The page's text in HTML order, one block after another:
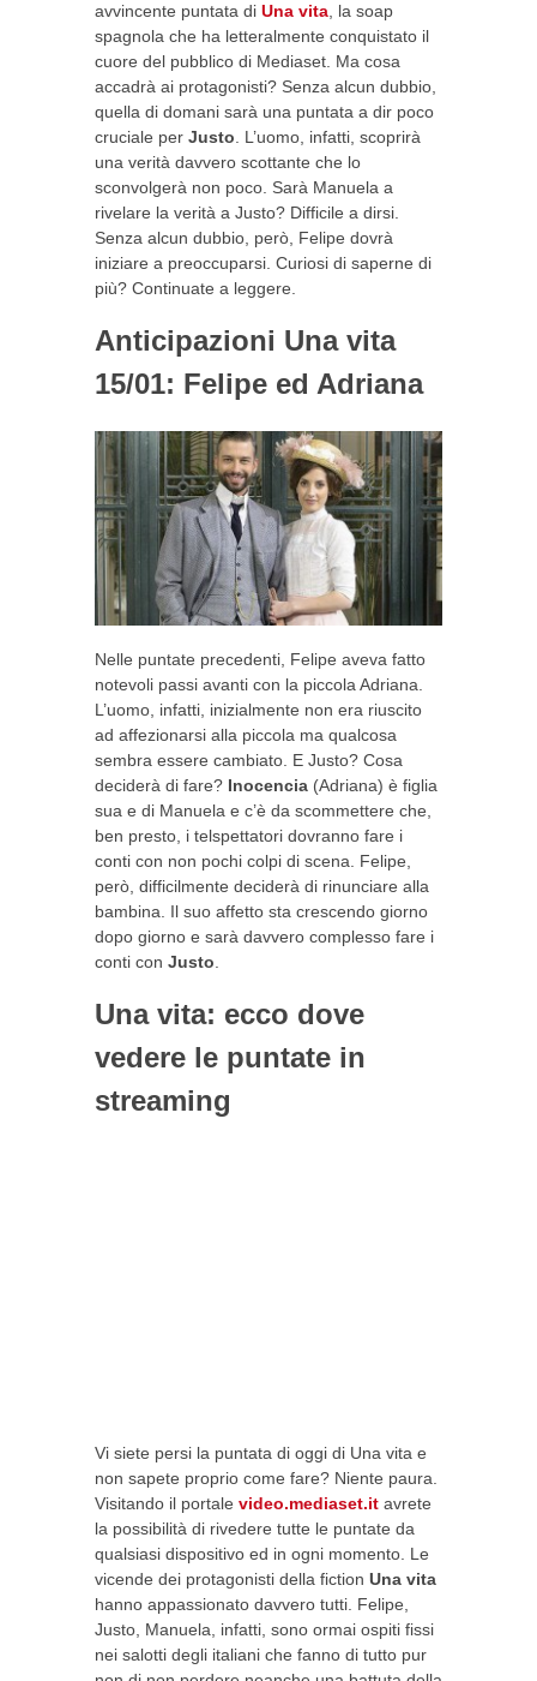
avvincente puntata di Una vita , la soap
spagnola che ha letteralmente conquistato il
cuore del pubblico di Mediaset. Ma cosa
accadrà ai protagonisti? Senza alcun dubbio,
quella di domani sarà una puntata a dir poco
cruciale per Justo . L’uomo, infatti, scoprirà
una verità davvero scottante che lo
sconvolgerà non poco. Sarà Manuela a
rivelare la verità a Justo? Difficile a dirsi.
Senza alcun dubbio, però, Felipe dovrà
iniziare a preoccuparsi. Curiosi di saperne di
più? Continuate a leggere.
Anticipazioni Una vita
15/01: Felipe ed Adriana
Nelle puntate precedenti, Felipe aveva fatto
notevoli passi avanti con la piccola Adriana.
L’uomo, infatti, inizialmente non era riuscito
ad affezionarsi alla piccola ma qualcosa
sembra essere cambiato. E Justo? Cosa
deciderà di fare? Inocencia (Adriana) è figlia
sua e di Manuela e c’è da scommettere che,
ben presto, i telspettatori dovranno fare i
conti con non pochi colpi di scena. Felipe,
però, difficilmente deciderà di rinunciare alla
bambina. Il suo affetto sta crescendo giorno
dopo giorno e sarà davvero complesso fare i
conti con Justo
Una vita: ecco dove
vedere le puntate in
streaming
Vi siete persi la puntata di oggi di Una vita e
non sapete proprio come fare? Niente paura.
Visitando il portale video.mediaset.it avrete
la possibilità di rivedere tutte le puntate da
qualsiasi dispositivo ed in ogni momento. Le
vicende dei protagonisti della fiction Una vita
hanno appassionato davvero tutti. Felipe,
Justo, Manuela, infatti, sono ormai ospiti fissi
nei salotti degli italiani che fanno di tutto pur